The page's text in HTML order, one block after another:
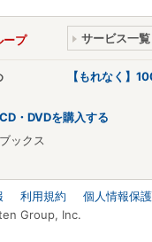
ープ サービス一覧
【もれなく】
・DVDを購入する
ックス
利用規約 個人情報保
Group, Inc.